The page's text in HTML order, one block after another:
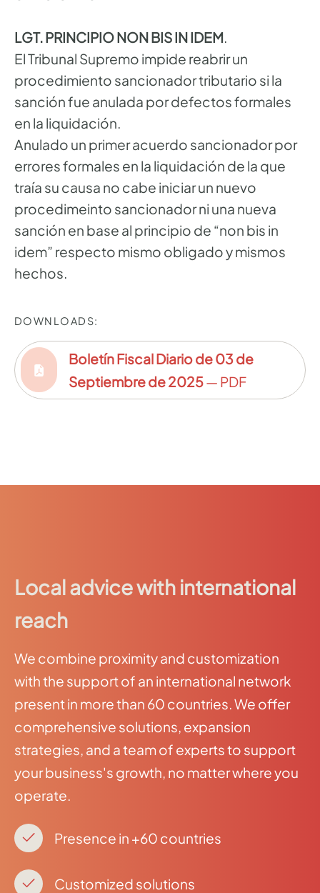
LGT. PRINCIPIO NON BIS IN IDEM.
El Tribunal Supremo impide reabrir un
procedimiento sancionador tributario si la
sanción fue anulada por defectos formales
en la liquidación.
Anulado un primer acuerdo sancionador por
errores formales en la liquidación de la que
traía su causa no cabe iniciar un nuevo
procedimeinto sancionador ni una nueva
sanción en base al principio de “non bis in
idem” respecto mismo obligado y mismos
hechos.
DOWNLOADS:
Boletín Fiscal Diario de 03 de
Septiembre de 2025— PDF
Local advice with international
reach
We combine proximity and customization
with the support of an international network
present in more than 60 countries. We offer
comprehensive solutions, expansion
strategies, and a team of experts to support
your business's growth, no matter where you
operate.
Presence in +60 countries
Customized solutions